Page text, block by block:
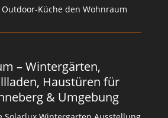
Küche den Wohnraum
– Wintergärten,
Haustüren für
& Umgebung